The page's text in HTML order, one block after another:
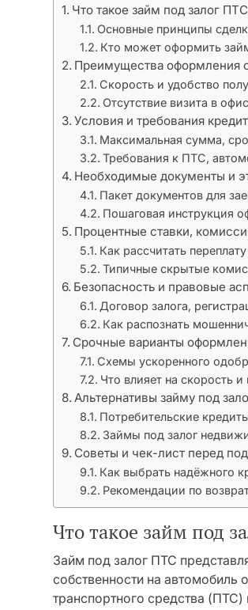
Что такое займ под залог
Основные принципы
Кто может оформить
Преимущества оформления
Скорость и удобство
Отсутствие визита в
Условия и требования
Максимальная сумма,
Требования к ПТС,
Необходимые документы и
Пакет документов для
Пошаговая инструкция
Процентные ставки,
Как рассчитать
Типичные скрытые
Безопасность и правовые
Договор залога,
Как распознать
Срочные варианты
Схемы ускоренного
Что влияет на скорость и
Альтернативы займу под
Потребительские
Займы под залог
Советы и чек-лист перед
Как выбрать надёжного
Рекомендации по
Что такое займ под
Займ под залог ПТС
собственности на автомобиль
транспортного средства (ПТС)